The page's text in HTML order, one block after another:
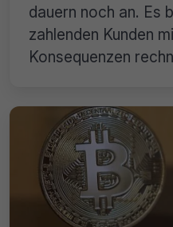
dauern noch an. Es
zahlenden Kunden
Konsequenzen